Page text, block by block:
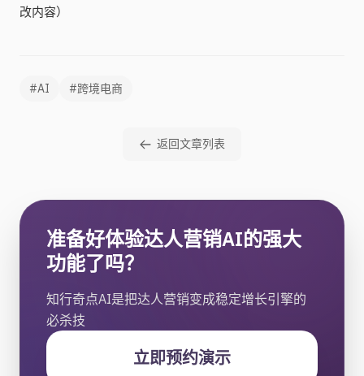
改内容）
#AI #跨境电商
返回文章列表
准备好体验达人营销AI的强大
功能了吗？
知行奇点AI是把达人营销变成稳定增长引擎的
必杀技
立即预约演示